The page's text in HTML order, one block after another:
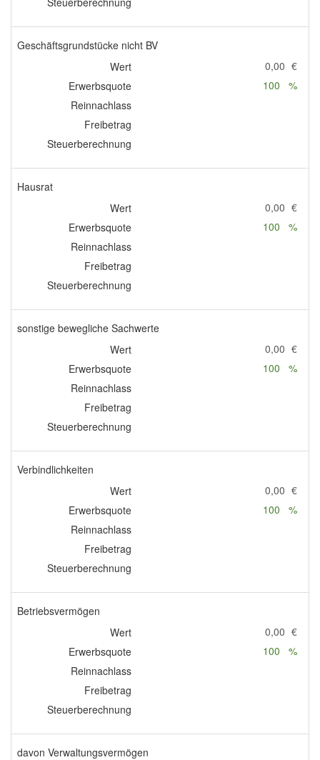
Geschäftsgrundstücke nicht BV
Wert
0,00 €
Erwerbsquote
100
%
Reinnachlass
Freibetrag
Steuerberechnung
Hausrat
Wert
0,00 €
Erwerbsquote
100
%
Reinnachlass
Freibetrag
Steuerberechnung
sonstige bewegliche Sachwerte
Wert
0,00 €
Erwerbsquote
100
%
Reinnachlass
Freibetrag
Steuerberechnung
Verbindlichkeiten
Wert
0,00 €
Erwerbsquote
100
%
Reinnachlass
Freibetrag
Steuerberechnung
Betriebsvermögen
Wert
0,00 €
Erwerbsquote
100
%
Reinnachlass
Freibetrag
Steuerberechnung
davon Verwaltungsvermögen